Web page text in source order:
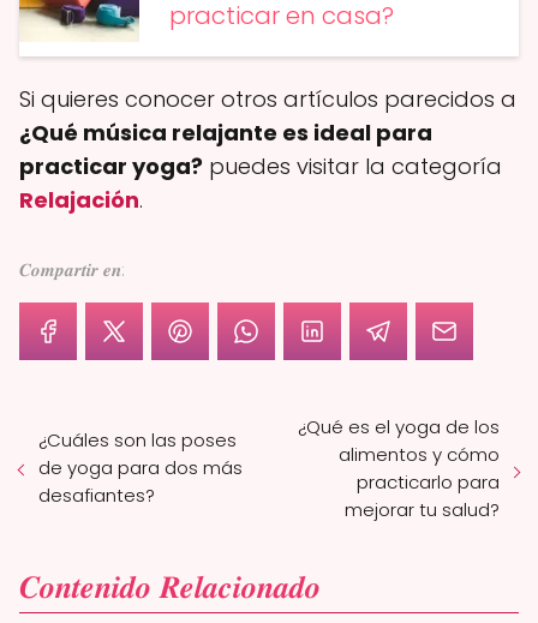
practicar en casa?
Si quieres conocer otros artículos parecidos a
¿Qué música relajante es ideal para
practicar yoga? puedes visitar la categoría
Relajación.
𝑪𝒐𝒎𝒑𝒂𝒓𝒕𝒊𝒓 𝒆𝒏:
¿Cuáles son las poses
de yoga para dos más
desafiantes?
¿Qué es el yoga de los
alimentos y cómo
practicarlo para
mejorar tu salud?
𝑪𝒐𝒏𝒕𝒆𝒏𝒊𝒅𝒐 𝑹𝒆𝒍𝒂𝒄𝒊𝒐𝒏𝒂𝒅𝒐